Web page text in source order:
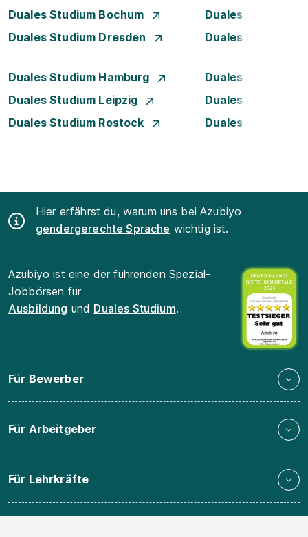
Duales Studium Bochum
Duales Studium
Duales Studium Dresden
Duales Studium
Duales Studium Hamburg
Duales Studium
Duales Studium Leipzig
Duales Studium
Duales Studium Rostock
Duales Studium
Hier erfährst du, warum uns bei Azubiyo
gendergerechte Sprache wichtig ist.
Azubiyo ist eine der führenden Spezial-
Jobbörsen für
Ausbildung und Duales Studium.
Für Bewerber
Für Arbeitgeber
Für Lehrkräfte